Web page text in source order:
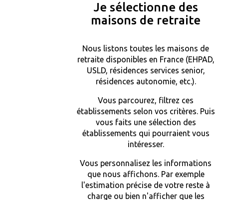
Je sélectionne des
maisons de retraite
Nous listons toutes les maisons de
retraite disponibles en France (EHPAD,
USLD, résidences services senior,
résidences autonomie, etc.).
Vous parcourez, filtrez ces
établissements selon vos critères. Puis
vous faits une sélection des
établissements qui pourraient vous
intéresser.
Vous personnalisez les informations
que nous affichons. Par exemple
l'estimation précise de votre reste à
charge ou bien n'afficher que les